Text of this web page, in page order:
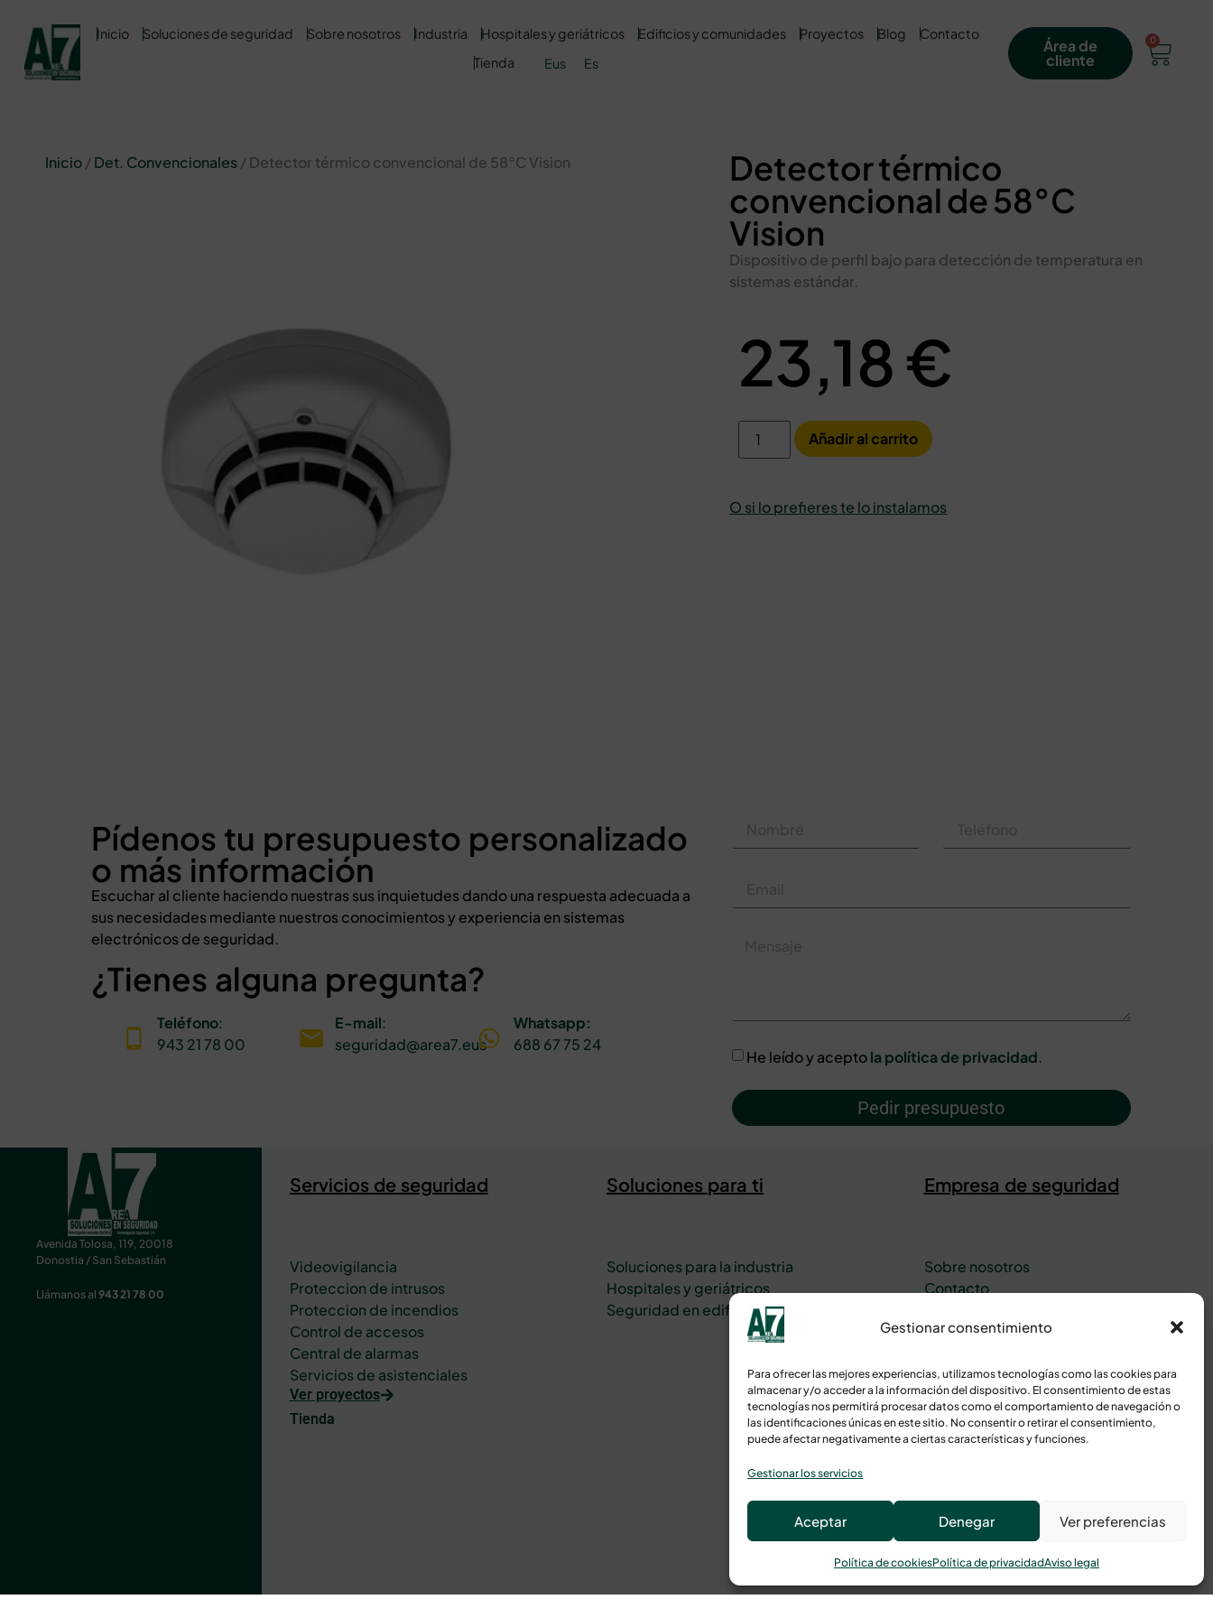
Gestionar consentimiento
Para ofrecer las mejores experiencias, utilizamos tecnologías como las cookies para
almacenar y/o acceder a la información del dispositivo. El consentimiento de estas
tecnologías nos permitirá procesar datos como el comportamiento de navegación o
las identificaciones únicas en este sitio. No consentir o retirar el consentimiento,
puede afectar negativamente a ciertas características y funciones.
Gestionar los servicios
Aceptar Denegar Ver preferencias
Política de cookiesPolítica de privacidadAviso legal
Inicio Soluciones de seguridad Sobre nosotros Industria Hospitales y geriátricos Edificios y comunidades Proyectos Blog
Contacto
Tienda
Eus Es
Área de
cliente
0
Inicio/Det. Convencionales/ Detector térmico convencional de 58°C Vision
Detector térmico
convencional de 58°C
Vision
Dispositivo de perfil bajo para detección de temperatura en
sistemas estándar.
23,18€
Añadir al carrito
O si lo prefieres te lo instalamos
Pídenos tu presupuesto personalizado
o más información
Escuchar al cliente haciendo nuestras sus inquietudes dando una respuesta adecuada a
sus necesidades mediante nuestros conocimientos y experiencia en sistemas
electrónicos de seguridad.
¿Tienes alguna pregunta?
Teléfono:
943 21 78 00
E-mail:
seguridad@area7.eus
Whatsapp:
688 67 75 24
He leído y aceptola política de privacidad.
Pedir presupuesto
Avenida Tolosa, 119, 20018
Donostia / San Sebastián
Llámanos al943 21 78 00
Servicios de seguridad
Videovigilancia
Proteccion de intrusos
Proteccion de incendios
Control de accesos
Central de alarmas
Servicios de asistenciales
Ver proyectos
Tienda
Soluciones para ti
Soluciones para la industria
Hospitales y geriátricos
Seguridad en edificios y oficinas
Empresa de seguridad
Sobre nosotros
Contacto